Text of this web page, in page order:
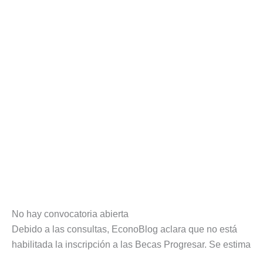
No hay convocatoria abierta
Debido a las consultas, EconoBlog aclara que no está
habilitada la inscripción a las Becas Progresar. Se estima